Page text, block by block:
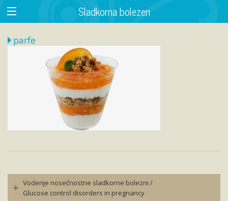
Sladkorna bolezen
parfe
Vodenje nosečnostne sladkorne bolezni /
Glucose control disorders in pregnancy